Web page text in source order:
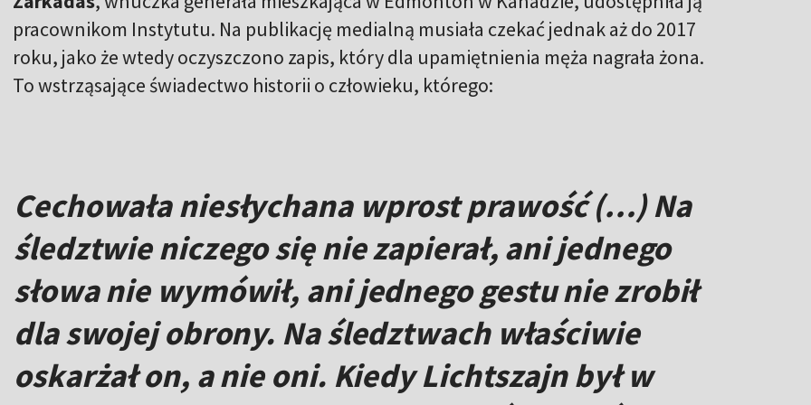
pracownikom Instytutu. Na publikację medialną musiała czekać jednak aż do 2017
roku, jako że wtedy oczyszczono zapis, który dla upamiętnienia męża nagrała żona.
To wstrząsające świadectwo historii o człowieku, którego:
Cechowała niesłychana wprost prawość (…) Na
śledztwie niczego się nie zapierał, ani jednego
słowa nie wymówił, ani jednego gestu nie zrobił
dla swojej obrony. Na śledztwach właściwie
oskarżał on, a nie oni. Kiedy Lichtszajn był w